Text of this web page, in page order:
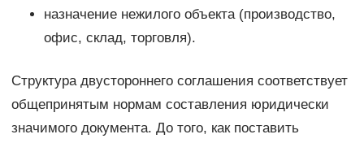
назначение нежилого объекта (производство,
офис, склад, торговля).
Структура двустороннего соглашения соответствует
общепринятым нормам составления юридически
значимого документа. До того, как поставить